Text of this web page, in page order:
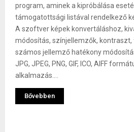
program, aminek a kipróbálása
támogatottsági listával rendelkező
A szoftver képek konvertáláshoz,
módosítás, színjellemzők,
számos jellemző hatékony
JPG, JPEG, PNG, GIF, ICO, AIFF
alkalmazás....
Bővebben